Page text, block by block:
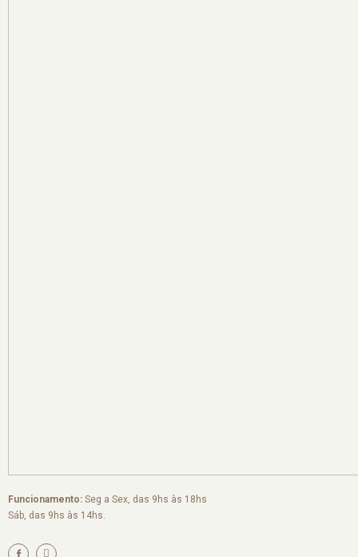
Funcionamento: Seg a Sex, das 9hs às 18hs
Sáb, das 9hs às 14hs.
I